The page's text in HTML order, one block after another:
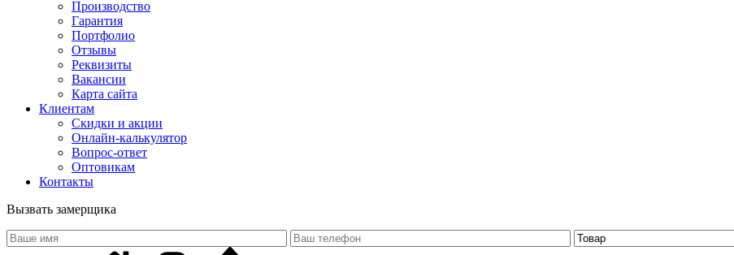
Производство
Гарантия
Портфолио
Отзывы
Реквизиты
Вакансии
Карта сайта
Клиентам
Скидки и акции
Онлайн-калькулятор
Вопрос-ответ
Оптовикам
Контакты
Вызвать замерщика